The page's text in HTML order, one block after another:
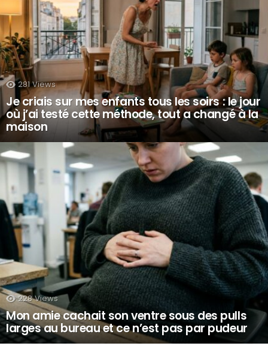
281 Views
Je criais sur mes enfants tous les soirs : le jour
où j’ai testé cette méthode, tout a changé à la
maison
228 Views
Mon amie cachait son ventre sous des pulls
larges au bureau et ce n’est pas par pudeur